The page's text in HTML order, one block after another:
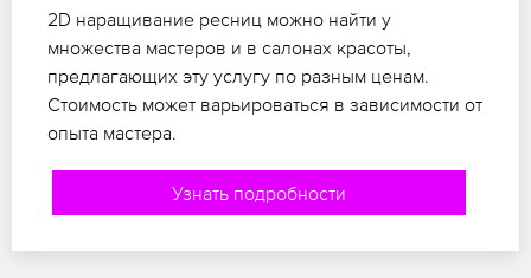
2D наращивание ресниц можно найти у
множества мастеров и в салонах красоты,
предлагающих эту услугу по разным ценам.
Стоимость может варьироваться в зависимости от
опыта мастера.
Узнать подробности